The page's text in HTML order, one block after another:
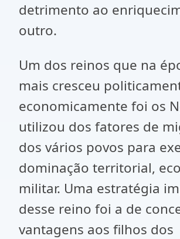
detrimento ao
outro.
Um dos reinos que na
mais cresceu
economicamente foi os
utilizou dos fatores de
dos vários povos para
dominação territorial,
militar. Uma estratégia
desse reino foi a de
vantagens aos filhos dos